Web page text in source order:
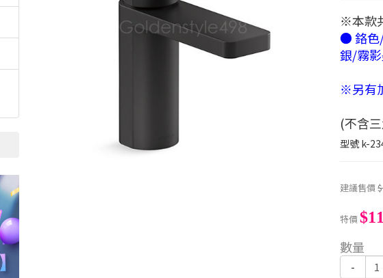
※本款
● 鉻色
銀/霧
※另有
(不含
型號k-
建議售價
特價
數量
-